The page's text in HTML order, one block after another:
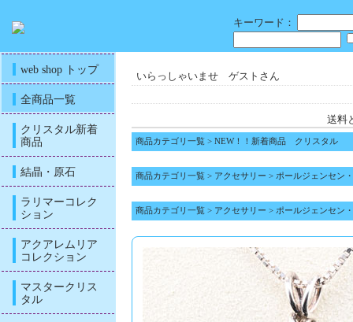
キーワード：
web shop トップ
全商品一覧
クリスタル新着
商品
結晶・原石
ラリマーコレク
ション
アクアレムリア
コレクション
マスタークリス
タル
いらっしゃいませ ゲストさん
送料
商品カテゴリ一覧 > NEW！！新着商品 クリスタル
商品カテゴリ一覧 > アクセサリー > ポールジェンセン
商品カテゴリ一覧 > アクセサリー > ポールジェンセン